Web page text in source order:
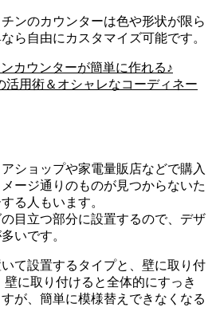
ンのカウンターは色や形状が限ら
ら自由にカスタマイズ可能です。
カウンターが簡単に作れる♪
活用術＆オシャレなコーディネー
ショップや家電量販店などで購入
ージ通りのものが見つからないた
る人もいます。
目立つ部分に設置するので、デザ
いです。
て設置するタイプと、壁に取り付
に取り付けると全体的にすっき
が、簡単に模様替えできなくなる